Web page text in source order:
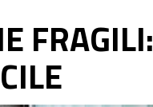
FRAGILI: